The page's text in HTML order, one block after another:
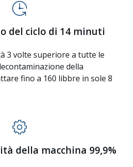
del ciclo di 14 minuti
3 volte superiore a tutte le
della
fino a 160 libbre in sole 8
della macchina 99,9%